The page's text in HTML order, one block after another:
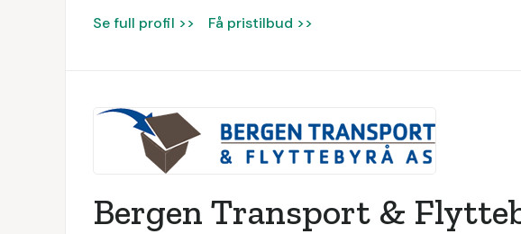
Se full profil >> Få pristilbud >>
Bergen Transport &